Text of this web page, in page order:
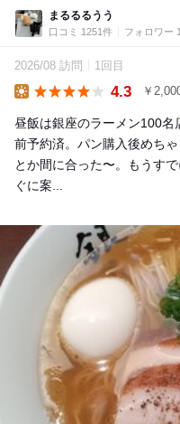
まるるるうう
口コミ 1251件 フォロワー
2026/08 訪問 1回目
4.3 ￥
昼飯は銀座のラーメン100
前予約済。パン購入後めち
とか間に合った〜。もうす
ぐに案...